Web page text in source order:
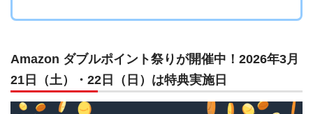
Amazon ダブルポイント祭りが開催中！2026年3月
21日（土）・22日（日）は特典実施日